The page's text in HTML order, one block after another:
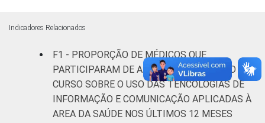
FAIXA ETÁRIA
36 a 50 anos
51 anos ou mais
Essa tabela foi corrigida em maio de 2015.
Indicadores Relacionados
F1 - PROPORÇÃO DE MÉDICOS QUE
PARTICIPARAM DE ALGUM TREINAMENTO OU
CURSO SOBRE O USO DAS TENCOLOGIAS DE
INFORMAÇÃO E COMUNICAÇÃO APLICADAS À
AREA DA SAÚDE NOS ÚLTIMOS 12 MESES